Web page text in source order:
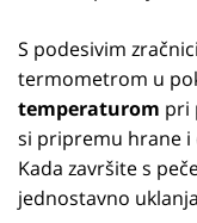
S podesivim
termometrom u
temperaturom pri
si pripremu hrane
Kada završite s
jednostavno